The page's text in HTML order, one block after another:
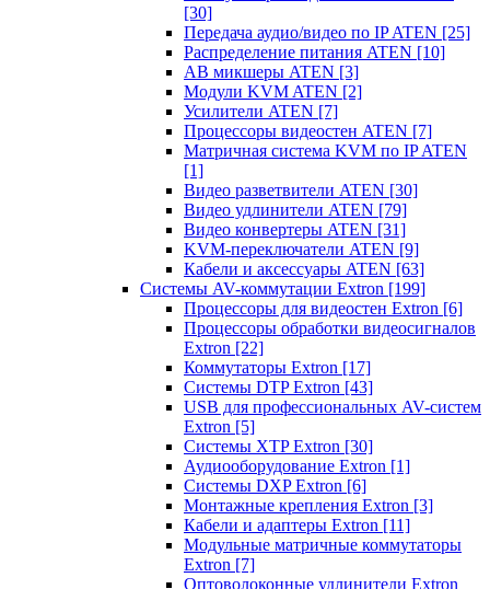
[30]
Передача аудио/видео по IP ATEN [25]
Распределение питания ATEN [10]
АВ микшеры ATEN [3]
Модули KVM ATEN [2]
Усилители ATEN [7]
Процессоры видеостен ATEN [7]
Матричная система KVM по IP ATEN
[1]
Видео разветвители ATEN [30]
Видео удлинители ATEN [79]
Видео конвертеры ATEN [31]
KVM-переключатели ATEN [9]
Кабели и аксессуары ATEN [63]
Системы AV-коммутации Extron [199]
Процессоры для видеостен Extron [6]
Процессоры обработки видеосигналов
Extron [22]
Коммутаторы Extron [17]
Системы DTP Extron [43]
USB для профессиональных AV-систем
Extron [5]
Системы XTP Extron [30]
Аудиооборудование Extron [1]
Системы DXP Extron [6]
Монтажные крепления Extron [3]
Кабели и адаптеры Extron [11]
Модульные матричные коммутаторы
Extron [7]
Оптоволоконные удлинители Extron